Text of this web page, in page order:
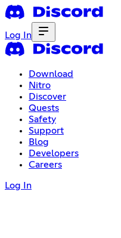
Log In
Download
Nitro
Discover
Quests
Safety
Support
Blog
Developers
Careers
Log In